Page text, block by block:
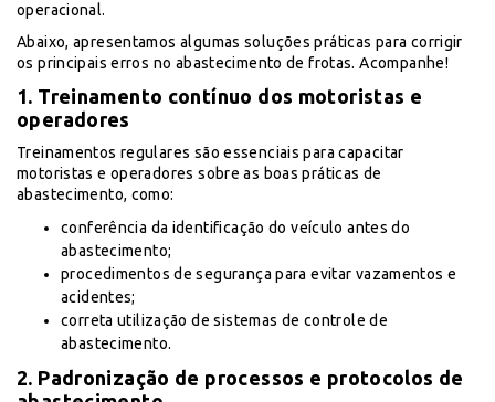
operacional.
Abaixo, apresentamos algumas soluções práticas para corrigir
os principais erros no abastecimento de frotas. Acompanhe!
1. Treinamento contínuo dos motoristas e
operadores
Treinamentos regulares são essenciais para capacitar
motoristas e operadores sobre as boas práticas de
abastecimento, como:
conferência da identificação do veículo antes do
abastecimento;
procedimentos de segurança para evitar vazamentos e
acidentes;
correta utilização de sistemas de controle de
abastecimento.
2. Padronização de processos e protocolos de